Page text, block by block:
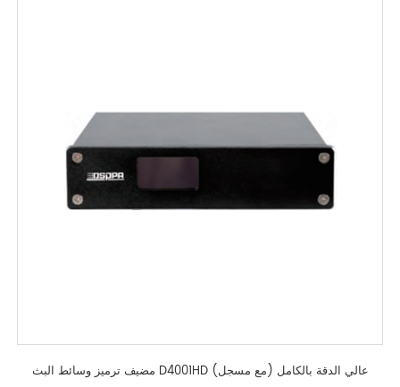
مضيف ترميز وسائط البث D4001HD عالي الدقة بالكامل (مع مسجل)